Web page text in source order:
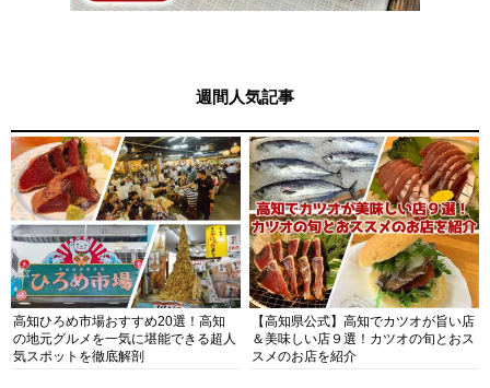
週間人気記事
高知ひろめ市場おすすめ20選！高知
の地元グルメを一気に堪能できる超人
気スポットを徹底解剖
【高知県公式】高知でカツオが旨い店
＆美味しい店９選！カツオの旬とおス
スメのお店を紹介